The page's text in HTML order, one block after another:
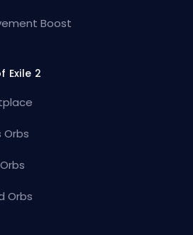
Boost
Exile 2
Orbs
Orbs